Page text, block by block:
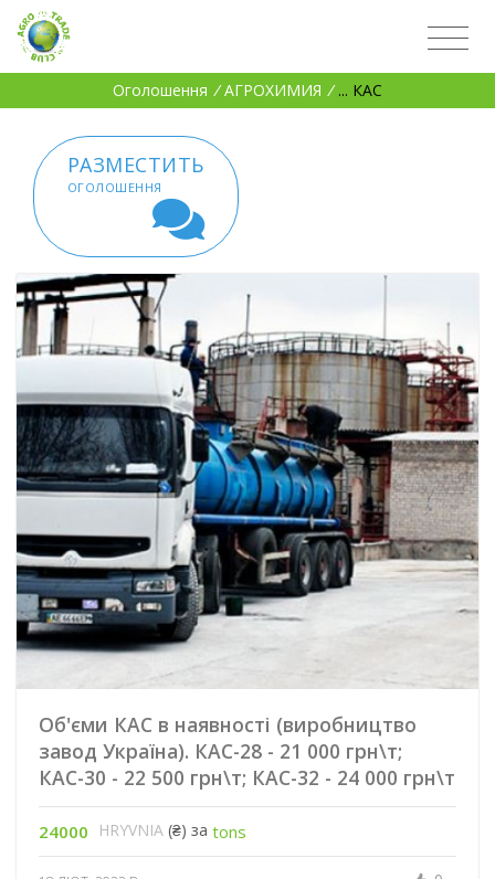
Оголошення / АГРОХИМИЯ / ... КАС
РАЗМЕСТИТЬ
ОГОЛОШЕННЯ
Об'єми КАС в наявності (виробництво
завод Україна). КАС-28 - 21 000 грн\т;
КАС-30 - 22 500 грн\т; КАС-32 - 24 000 грн\т
24000 HRYVNIA(₴) за tons